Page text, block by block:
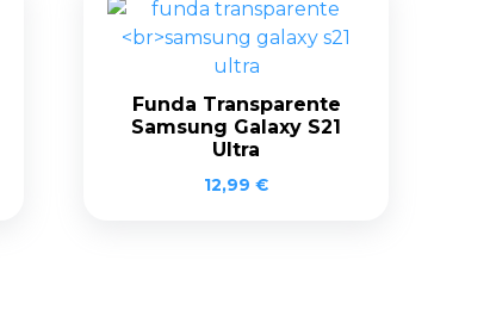
Funda Transparente
Samsung Galaxy S21
Ultra
12,99 €